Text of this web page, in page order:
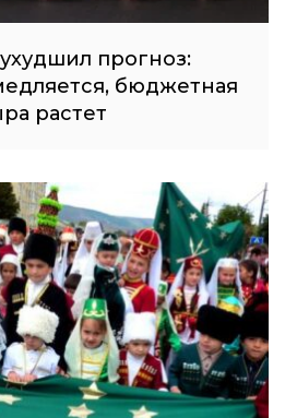
прогноз:
бюджетная
растет